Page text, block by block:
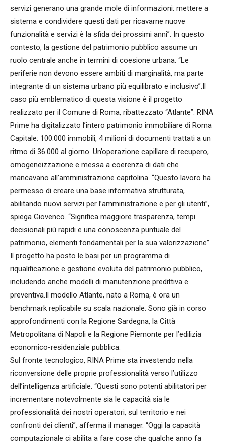
servizi generano una grande mole di informazioni: mettere a
sistema e condividere questi dati per ricavarne nuove
funzionalità e servizi è la sfida dei prossimi anni”. In questo
contesto, la gestione del patrimonio pubblico assume un
ruolo centrale anche in termini di coesione urbana. “Le
periferie non devono essere ambiti di marginalità, ma parte
integrante di un sistema urbano più equilibrato e inclusivo”.Il
caso più emblematico di questa visione è il progetto
realizzato per il Comune di Roma, ribattezzato “Atlante”. RINA
Prime ha digitalizzato l’intero patrimonio immobiliare di Roma
Capitale: 100.000 immobili, 4 milioni di documenti trattati a un
ritmo di 36.000 al giorno. Un’operazione capillare di recupero,
omogeneizzazione e messa a coerenza di dati che
mancavano all’amministrazione capitolina. “Questo lavoro ha
permesso di creare una base informativa strutturata,
abilitando nuovi servizi per l’amministrazione e per gli utenti”,
spiega Giovenco. “Significa maggiore trasparenza, tempi
decisionali più rapidi e una conoscenza puntuale del
patrimonio, elementi fondamentali per la sua valorizzazione”.
Il progetto ha posto le basi per un programma di
riqualificazione e gestione evoluta del patrimonio pubblico,
includendo anche modelli di manutenzione predittiva e
preventiva.Il modello Atlante, nato a Roma, è ora un
benchmark replicabile su scala nazionale. Sono già in corso
approfondimenti con la Regione Sardegna, la Città
Metropolitana di Napoli e la Regione Piemonte per l’edilizia
economico-residenziale pubblica.
Sul fronte tecnologico, RINA Prime sta investendo nella
riconversione delle proprie professionalità verso l’utilizzo
dell’intelligenza artificiale. “Questi sono potenti abilitatori per
incrementare notevolmente sia le capacità sia le
professionalità dei nostri operatori, sul territorio e nei
confronti dei clienti”, afferma il manager. “Oggi la capacità
computazionale ci abilita a fare cose che qualche anno fa